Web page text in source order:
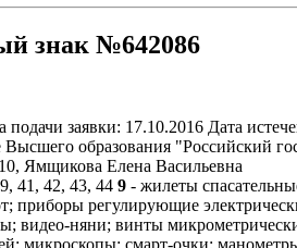
знак №642086
подачи заявки: 17.10.2016 Дата
образования "Российский
Ямщикова Елена Васильевна
41, 42, 43, 44 9 - жилеты спасательные светоотражающие; световоды оптические [волоконные]; устройства аудио-видео для слежения за ребенком; схемы печатные; ареометры для кислот; приборы регулирующие электрические; мебель специальная для лабораторий; тросы пусковые для двигателей; гарнитуры беспроводные для телефонов; принтеры компьютерные; тахометры; видео-няни; винты микрометрические для оптических приборов и инструментов; камеры декомпрессионные; линзы контактные; аппараты рентгеновские для промышленных целей; микроскопы; смарт-очки; манометры; октанты; компакт-диски [аудио-видео]; ванны электролитические; регуляторы напряжения для транспортных средств; денситометры; выключатели закрытые [электрические]; диски счетные; детекторы фальшивых монет; газометры [измерительные инструменты]; устройства для считывания знаков оптические; таймеры [часы песочные] для варки яиц; звонки [устройства тревожной сигнализации]; аппараты фототелеграфные; объективы [линзы] [оптика]; прицелы оптические для огнестрельного оружия; механизмы для аппаратов, приводимых в действие жетонами; часы табельные [устройства для регистрации времени]; алидады; планиметры; трубки капиллярные; провода электрические; фотоэлементы с запирающим слоем; спектроскопы; мембраны для научной аппаратуры; уровни [приборы для определения горизонтального положения]; линзы насадочные; глазки [увеличительные линзы] дверные оптические; машины и приборы для испытания материалов; рейки нивелирные [геодезические инструменты]; одежда для защиты от несчастных случаев, излучения и огня; опоры для запястий при работе с компьютерами; передатчики телефонные; аппараты для передачи звука; радиопередатчики [дистанционная связь]; устройства катодные для защиты от коррозии; коммутаторы; радары; приборы для дистанционной записи; наушники; клапаны соленоидные [электромагнитные переключатели]; переводчики электронные карманные; аппараты телефонные; калибры резьбовые; овоскопы; транспондеры [передатчики-ответчики]; ремни безопасности, иные чем для сидений транспортных средств и спортивного оборудования; суда пожарные; устройства для обработки информации; переключатели электрические; грузы для зондов; вискозиметры; резервуары промывочные [фотография]; кабели оптико-волоконные; приборы метеорологические; решетки для пластин электрических аккумуляторов; приборы для регистрации времени; указатели; файлы музыкальные загружаемые; установки электрические для дистанционного управления производственными процессами; катушки электромагнитов; аппараты дифракционные [микроскопия]; фильтры для ультрафиолетовых лучей, используемые в фотографии; вакуумметры; устройства суммирующие; стойки для фотоаппаратов; искрогасители;